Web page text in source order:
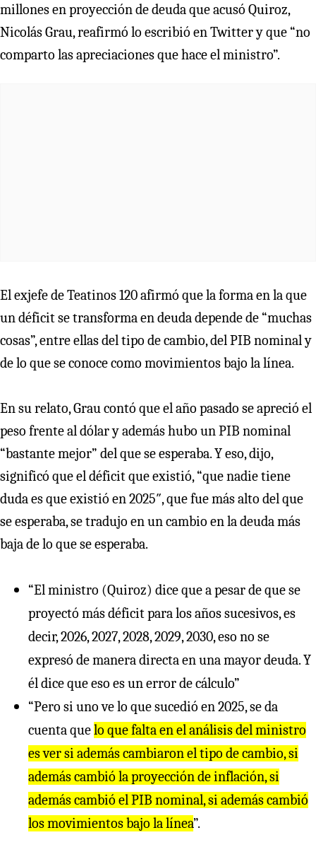
millones en proyección de deuda que acusó Quiroz,
Nicolás Grau, reafirmó lo escribió en Twitter y que “no
comparto las apreciaciones que hace el ministro”.
El exjefe de Teatinos 120 afirmó que la forma en la que
un déficit se transforma en deuda depende de “muchas
cosas”, entre ellas del tipo de cambio, del PIB nominal y
de lo que se conoce como movimientos bajo la línea.
En su relato, Grau contó que el año pasado se apreció el
peso frente al dólar y además hubo un PIB nominal
“bastante mejor” del que se esperaba. Y eso, dijo,
significó que el déficit que existió, “que nadie tiene
duda es que existió en 2025″, que fue más alto del que
se esperaba, se tradujo en un cambio en la deuda más
baja de lo que se esperaba.
“El ministro (Quiroz) dice que a pesar de que se
proyectó más déficit para los años sucesivos, es
decir, 2026, 2027, 2028, 2029, 2030, eso no se
expresó de manera directa en una mayor deuda. Y
él dice que eso es un error de cálculo”
“Pero si uno ve lo que sucedió en 2025, se da
cuenta quelo que falta en el análisis del ministro
es ver si además cambiaron el tipo de cambio, si
además cambió la proyección de inflación, si
además cambió el PIB nominal, si además cambió
los movimientos bajo la línea”.